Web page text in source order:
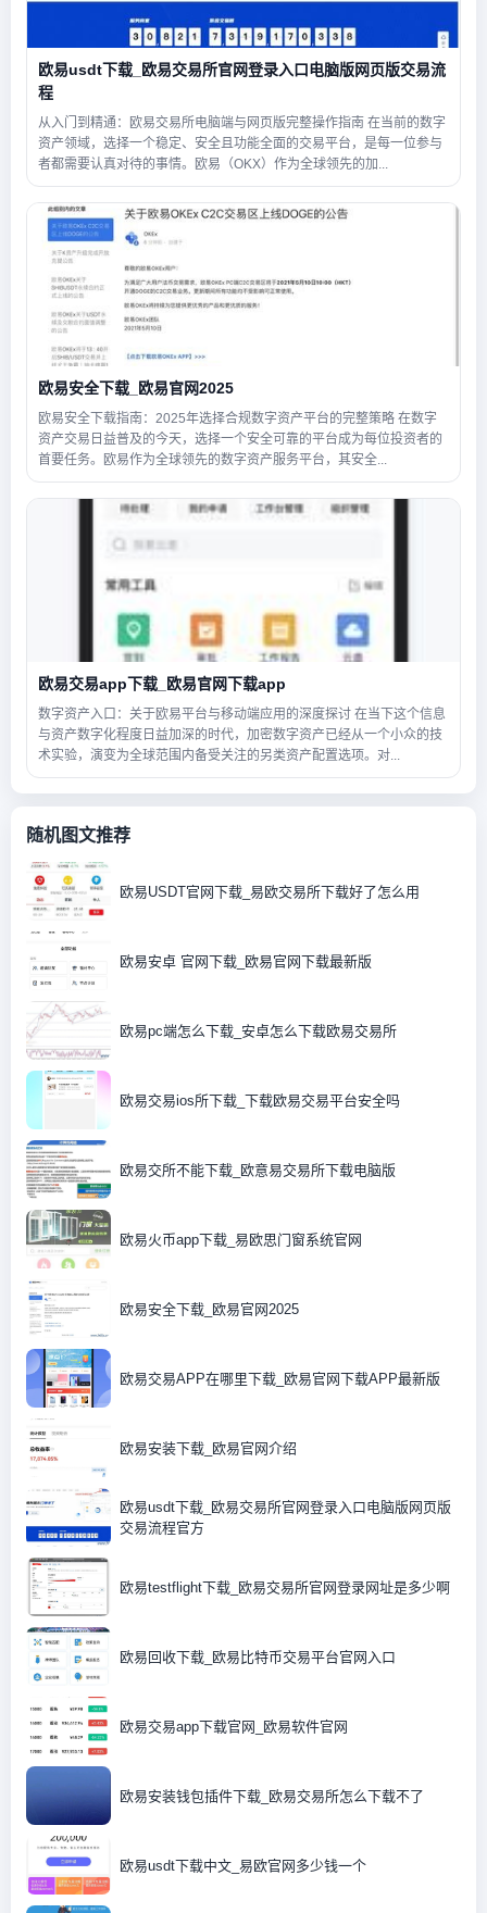
欧易usdt下载_欧易交易所官网登录入口电脑版网页版交易流
程
从入门到精通：欧易交易所电脑端与网页版完整操作指南 在当前的数字
资产领域，选择一个稳定、安全且功能全面的交易平台，是每一位参与
者都需要认真对待的事情。欧易（OKX）作为全球领先的加...
欧易安全下载_欧易官网2025
欧易安全下载指南：2025年选择合规数字资产平台的完整策略 在数字
资产交易日益普及的今天，选择一个安全可靠的平台成为每位投资者的
首要任务。欧易作为全球领先的数字资产服务平台，其安全...
欧易交易app下载_欧易官网下载app
数字资产入口：关于欧易平台与移动端应用的深度探讨 在当下这个信息
与资产数字化程度日益加深的时代，加密数字资产已经从一个小众的技
术实验，演变为全球范围内备受关注的另类资产配置选项。对...
随机图文推荐
欧易USDT官网下载_易欧交易所下载好了怎么用
欧易安卓 官网下载_欧易官网下载最新版
欧易pc端怎么下载_安卓怎么下载欧易交易所
欧易交易ios所下载_下载欧易交易平台安全吗
欧易交所不能下载_欧意易交易所下载电脑版
欧易火币app下载_易欧思门窗系统官网
欧易安全下载_欧易官网2025
欧易交易APP在哪里下载_欧易官网下载APP最新版
欧易安装下载_欧易官网介绍
欧易usdt下载_欧易交易所官网登录入口电脑版网页版
交易流程官方
欧易testflight下载_欧易交易所官网登录网址是多少啊
欧易回收下载_欧易比特币交易平台官网入口
欧易交易app下载官网_欧易软件官网
欧易安装钱包插件下载_欧易交易所怎么下载不了
欧易usdt下载中文_易欧官网多少钱一个